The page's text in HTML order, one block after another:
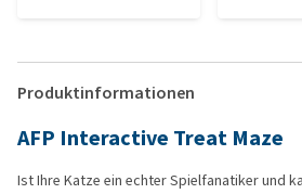
Produktinformationen
AFP Interactive Treat Maze
Ist Ihre Katze ein echter Spielfanatiker und